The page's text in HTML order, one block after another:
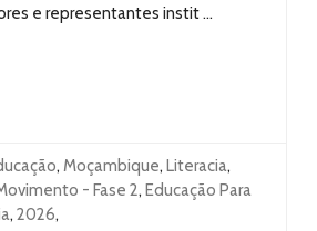
e representantes instit ...
, Moçambique, Literacia,
- Fase 2, Educação Para
, 2026,